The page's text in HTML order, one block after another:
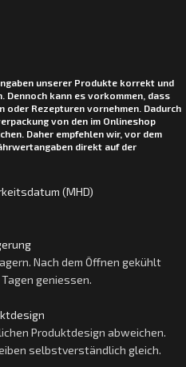
unserer Produkte korrekt und
kann es vorkommen, dass
oder Rezepturen vornehmen. Dadurch
von den im Onlineshop
Daher empfehlen wir, vor dem
direkt auf der
(MHD)
Nach dem Öffnen gekühlt
geniessen.
Produktdesign abweichen.
selbstverständlich gleich.